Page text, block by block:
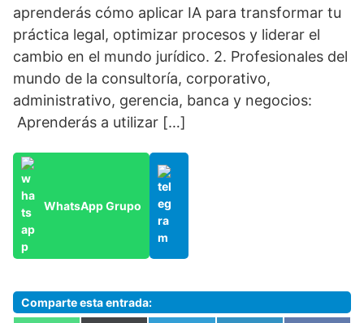
aprenderás cómo aplicar IA para transformar tu
práctica legal, optimizar procesos y liderar el
cambio en el mundo jurídico. 2. Profesionales del
mundo de la consultoría, corporativo,
administrativo, gerencia, banca y negocios:
Aprenderás a utilizar […]
WhatsApp Grupo
Comparte esta entrada: